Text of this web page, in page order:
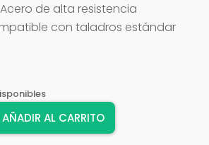
de alta resistencia
con taladros estándar
AÑADIR AL CARRITO